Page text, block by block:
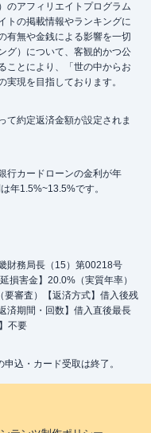
のアフィリエイトプログラム
トの掲載情報やランキングに
有無や金銭による影響を一切
グ）について、客観的かつ公
ことにより、「世の中からお
現を目指しております。
約定返済金額が設定されま
行カードローンの金利が年
年1.5%~13.5%です。
財務局長（15）第00218号
損害金】20.0%（実質年率）
要審査）【返済方式】借入後残
済期間・回数】借入直後最長
不要
込・カード受取は終了。